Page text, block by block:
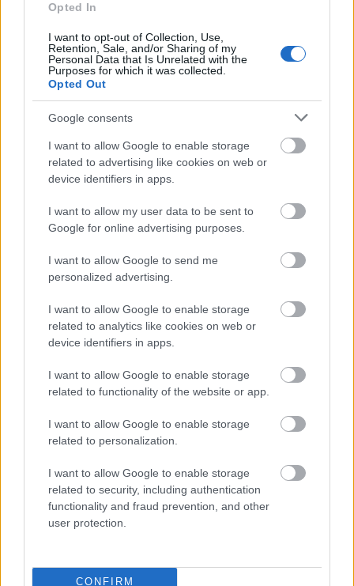
Opted In
I want to opt-out of Collection, Use,
Retention, Sale, and/or Sharing of my
Personal Data that Is Unrelated with the
Purposes for which it was collected.
Opted Out
Google consents
I want to allow Google to enable storage
related to advertising like cookies on web or
device identifiers in apps.
I want to allow my user data to be sent to
Google for online advertising purposes.
I want to allow Google to send me
personalized advertising.
I want to allow Google to enable storage
related to analytics like cookies on web or
device identifiers in apps.
I want to allow Google to enable storage
related to functionality of the website or app.
I want to allow Google to enable storage
related to personalization.
I want to allow Google to enable storage
related to security, including authentication
functionality and fraud prevention, and other
user protection.
CONFIRM
tudom, merre van a bolt - Rec.hu
Akkor is tekerek, ha nincs nálam papír, csak
diploma. Büdös van a lépcsőházban, beszívtunk a
liftben. Semmi teher nem nyom. Lepakolunk ide egy
pár extra hitet. Csak azért nappal, hogy ne éjjel. A
mindig felveszem, pedig tényleg koptatott. Az összes
többi,…